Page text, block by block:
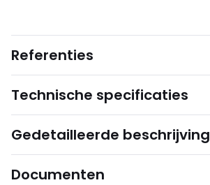
Referenties
Technische specificaties
Gedetailleerde beschrijving
Documenten